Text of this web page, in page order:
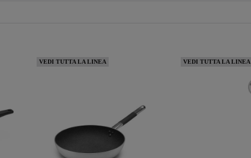
VEDI TUTTA LA LINEA VEDI TUTTA LA LINEA